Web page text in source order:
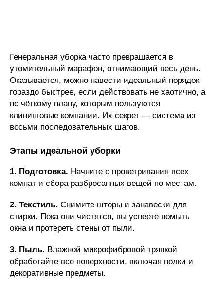
Генеральная уборка часто превращается в
утомительный марафон, отнимающий весь день.
Оказывается, можно навести идеальный порядок
гораздо быстрее, если действовать не хаотично, а
по чёткому плану, которым пользуются
клининговые компании. Их секрет — система из
восьми последовательных шагов.
Этапы идеальной уборки
1. Подготовка. Начните с проветривания всех
комнат и сбора разбросанных вещей по местам.
2. Текстиль. Снимите шторы и занавески для
стирки. Пока они чистятся, вы успеете помыть
окна и протереть стены от пыли.
3. Пыль. Влажной микрофибровой тряпкой
обработайте все поверхности, включая полки и
декоративные предметы.